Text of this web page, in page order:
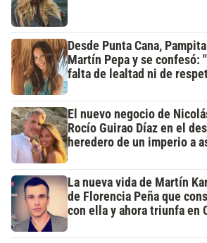
Desde Punta Cana,
Martín Pepa y se confesó:
falta de lealtad ni de
El nuevo negocio de
Rocío Guirao Díaz en el
heredero de un imperio a
La nueva vida de Martín
de Florencia Peña que
con ella y ahora triunfa en